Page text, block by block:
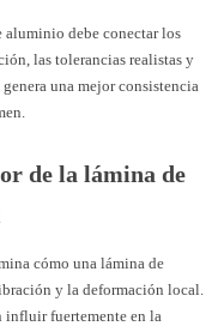
debe conectar los
las tolerancias realistas y
una mejor consistencia
de la lámina de
cómo una lámina de
y la deformación local.
influir fuertemente en la